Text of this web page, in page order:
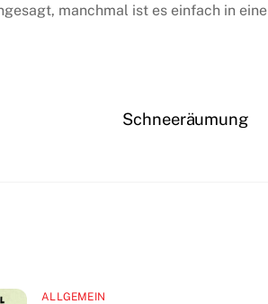
manchmal ist es einfach in eine
Schneeräumung
ALLGEMEIN